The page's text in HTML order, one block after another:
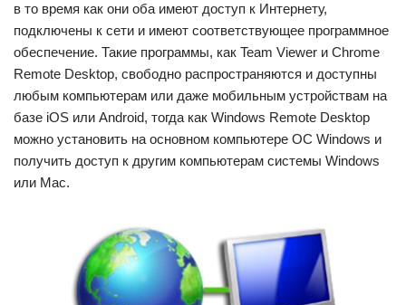
в то время как они оба имеют доступ к Интернету,
подключены к сети и имеют соответствующее программное
обеспечение. Такие программы, как Team Viewer и Chrome
Remote Desktop, свободно распространяются и доступны
любым компьютерам или даже мобильным устройствам на
базе iOS или Android, тогда как Windows Remote Desktop
можно установить на основном компьютере OC Windows и
получить доступ к другим компьютерам системы Windows
или Mac.